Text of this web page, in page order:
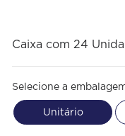
Caixa com 24
Selecione a
Unitário